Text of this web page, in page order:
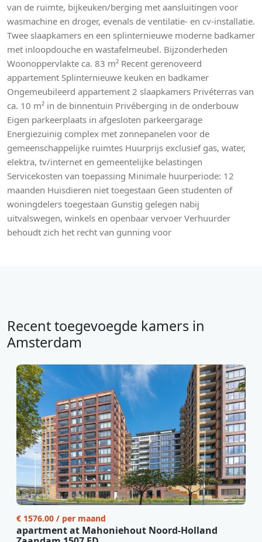
van de ruimte, bijkeuken/berging met aansluitingen voor
wasmachine en droger, evenals de ventilatie- en cv-installatie.
Twee slaapkamers en een splinternieuwe moderne badkamer
met inloopdouche en wastafelmeubel. Bijzonderheden
Woonoppervlakte ca. 83 m² Recent gerenoveerd
appartement Splinternieuwe keuken en badkamer
Ongemeubileerd appartement 2 slaapkamers Privéterras van
ca. 10 m² in de binnentuin Privéberging in de onderbouw
Eigen parkeerplaats in afgesloten parkeergarage
Energiezuinig complex met zonnepanelen voor de
gemeenschappelijke ruimtes Huurprijs exclusief gas, water,
elektra, tv/internet en gemeentelijke belastingen
Servicekosten van toepassing Minimale huurperiode: 12
maanden Huisdieren niet toegestaan Geen studenten of
woningdelers toegestaan Gunstig gelegen nabij
uitvalswegen, winkels en openbaar vervoer Verhuurder
behoudt zich het recht van gunning voor
Recent toegevoegde kamers in
Amsterdam
€ 1576.00 / per maand
apartment at Mahoniehout Noord-Holland